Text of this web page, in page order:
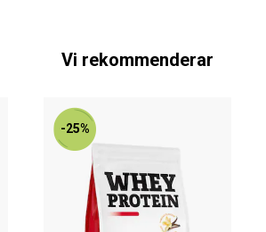
Vi rekommenderar
-25%